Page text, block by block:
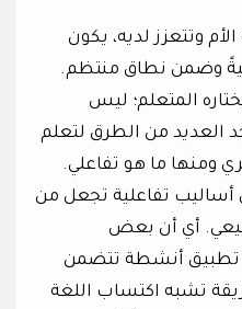
وتتعزز لديه، يكون
وضمن نطاق منتظم.
المتعلم؛ ليس
العديد من الطرق لتعلم
ومنها ما هو تفاعلي.
تفاعلية تجعل من
أي أن بعض
تطبيق أنشطة تتضمن
تشبه اكتساب اللغة